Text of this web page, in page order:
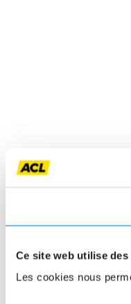
Ce site web utilise des
Les cookies nous